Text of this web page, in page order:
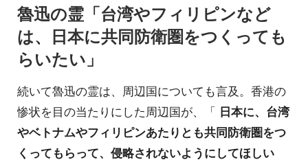
魯迅の霊「台湾やフィリピンなど
は、日本に共同防衛圏をつくっても
らいたい」
続いて魯迅の霊は、周辺国についても言及。香港の
惨状を目の当たりにした周辺国が、「 日本に、台湾
やベトナムやフィリピンあたりとも共同防衛圏をつ
くってもらって、侵略されないようにしてほしい